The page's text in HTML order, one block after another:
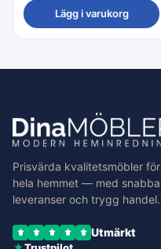
Lägg i varukorg
Prisvärda kvalitetsmöbler för
hela hemmet — med snabba
leveranser och trygg handel.
Utmärkt